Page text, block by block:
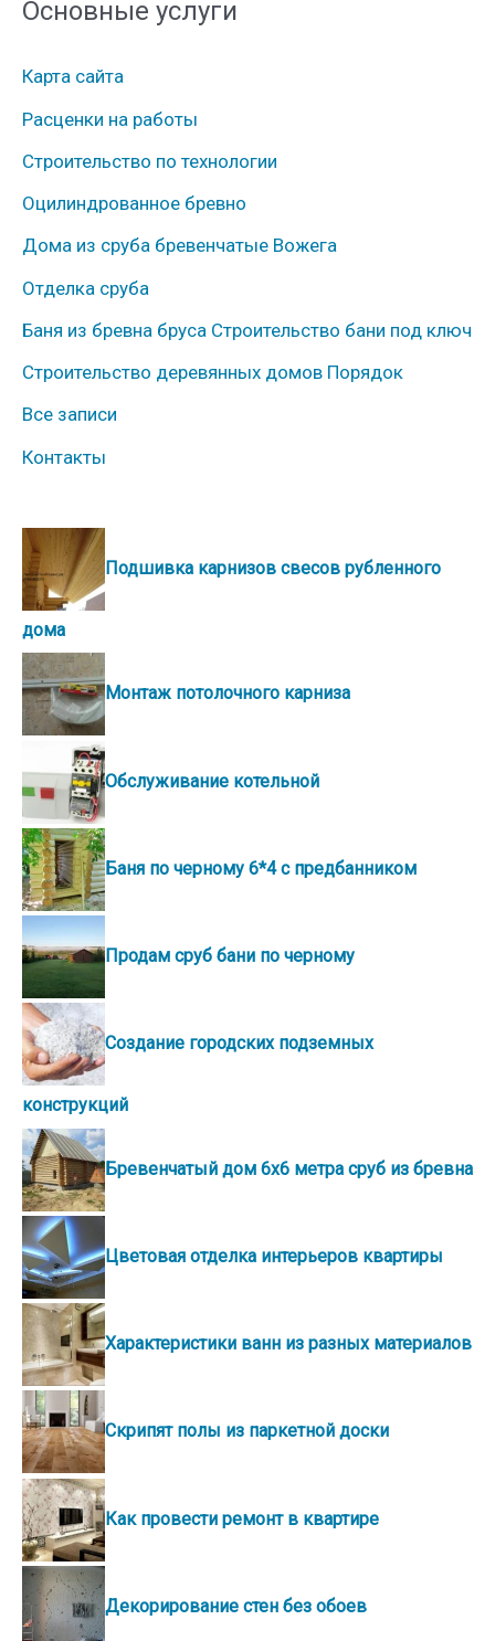
р
б
р
и
к
и
Основные услуги
Карта сайта
Расценки на работы
Строительство по технологии
Оцилиндрованное бревно
Дома из сруба бревенчатые Вожега
Отделка сруба
Баня из бревна бруса Строительство бани под ключ
Строительство деревянных домов Порядок
Все записи
Контакты
Подшивка карнизов свесов рубленного
дома
Монтаж потолочного карниза
Обслуживание котельной
Баня по черному 6*4 с предбанником
Продам сруб бани по черному
Создание городских подземных
конструкций
Бревенчатый дом 6х6 метра сруб из бревна
Цветовая отделка интерьеров квартиры
Характеристики ванн из разных материалов
Скрипят полы из паркетной доски
Как провести ремонт в квартире
Декорирование стен без обоев